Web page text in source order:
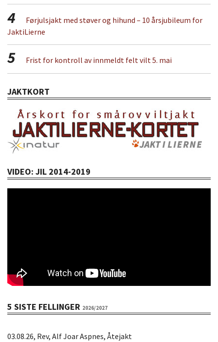
4
Førjulsjakt med støver og hihund – 10 årsjubileum for
JaktiLierne
5 Frist for kontroll av innmeldt felt vilt 5. mai
JAKTKORT
VIDEO: JIL 2014-2019
5 SISTE FELLINGER 2026/2027
03.08.26, Rev, Alf Joar Aspnes, Åtejakt